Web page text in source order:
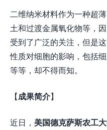
二维纳米材料作为一种超
土和过渡金属氧化物等，
受到了广泛的关注，但是
性质对细胞的影响，包括
等等，却不得而知。
【成果简介】
近日， 美国德克萨斯农工